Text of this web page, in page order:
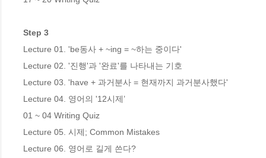
Step 3
Lecture 01. 'be동사 + ~ing = ~하는 중이다'
Lecture 02. '진행'과 '완료'를 나타내는 기호
Lecture 03. 'have + 과거분사 = 현재까지 과거분사했다'
Lecture 04. 영어의 '12시제’
01 ~ 04 Writing Quiz
Lecture 05. 시제; Common Mistakes
Lecture 06. 영어로 길게 쓴다?